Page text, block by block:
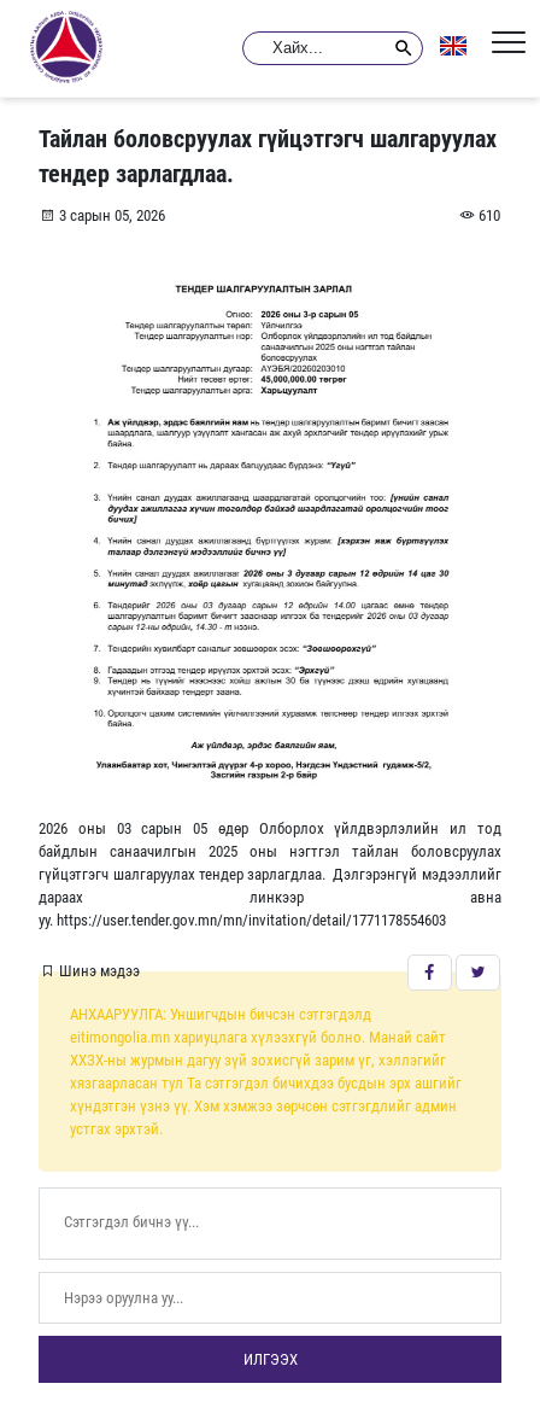
Тайлан боловсруулах гүйцэтгэгч шалгаруулах
тендер зарлагдлаа.
3 сарын 05, 2026 610
2026 оны 03 сарын 05 өдөр Олборлох үйлдвэрлэлийн ил тод
байдлын санаачилгын 2025 оны нэгтгэл тайлан боловсруулах
гүйцэтгэгч шалгаруулах тендер зарлагдлаа. Дэлгэрэнгүй мэдээллийг
дараах линкээр авна
уу. https://user.tender.gov.mn/mn/invitation/detail/1771178554603
Шинэ мэдээ
АНХААРУУЛГА: Уншигчдын бичсэн сэтгэгдэлд
eitimongolia.mn хариуцлага хүлээхгүй болно. Манай сайт
ХХЗХ-ны журмын дагуу зүй зохисгүй зарим үг, хэллэгийг
хязгаарласан тул Та сэтгэгдэл бичихдээ бусдын эрх ашгийг
хүндэтгэн үзнэ үү. Хэм хэмжээ зөрчсөн сэтгэгдлийг админ
устгах эрхтэй.
ИЛГЭЭХ